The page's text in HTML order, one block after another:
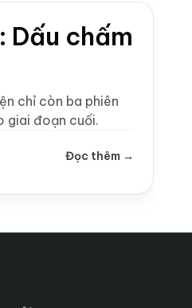
Dấu chấm
chỉ còn ba phiên
giai đoạn cuối.
Đọc thêm →